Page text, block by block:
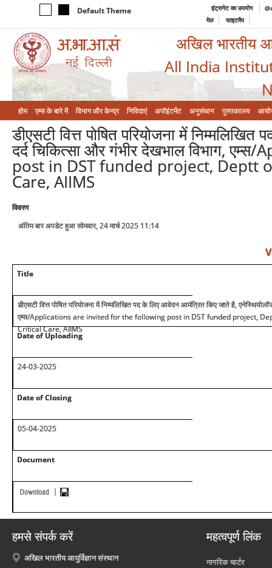
Default Theme इंट्रानेट का उपयोग
मेल
साइटमैप
अखिल भारतीय
All India
होम एम्‍स के बारे में विभाग और केन्‍द्र निविदाएं अपॉइंटमेंट अनुसंधान पुस्तकालय
डीएसटी वित्त पोषित परियोजना में
दर्द चिकित्सा और गंभीर देखभाल विभाग,
post in DST funded project, Deptt
Care, AIIMS
विवरण
अंतिम बार अपडेट हुआ सोमवार, 24 मार्च 2025 11:14
Title
डीएसटी वित्त पोषित परियोजना में निम्मलिखित पद के लिए आवेदन आमंत्रित किए जाते है,
एम्स/Applications are invited for the following post in DST funded project,
Critical Care, AIIMS
Date of Uploading
24-03-2025
Date of Closing
05-04-2025
Document
हमसे संपर्क करें
अखिल भारतीय आयुर्विज्ञान संस्थान
महत्वपूर्ण लिंक
नागरिक चार्टर